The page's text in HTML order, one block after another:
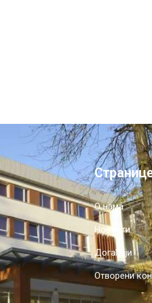
О нама
Новости
Догађаји
Отворени